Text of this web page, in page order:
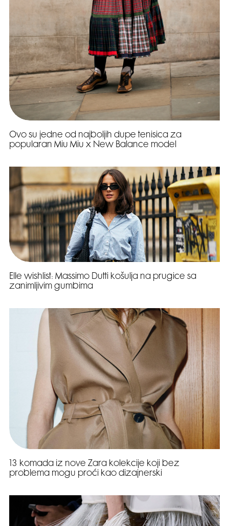
Ovo su jedne od najboljih dupe tenisica za
popularan Miu Miu x New Balance model
Elle wishlist: Massimo Dutti košulja na prugice sa
zanimljivim gumbima
13 komada iz nove Zara kolekcije koji bez
problema mogu proći kao dizajnerski